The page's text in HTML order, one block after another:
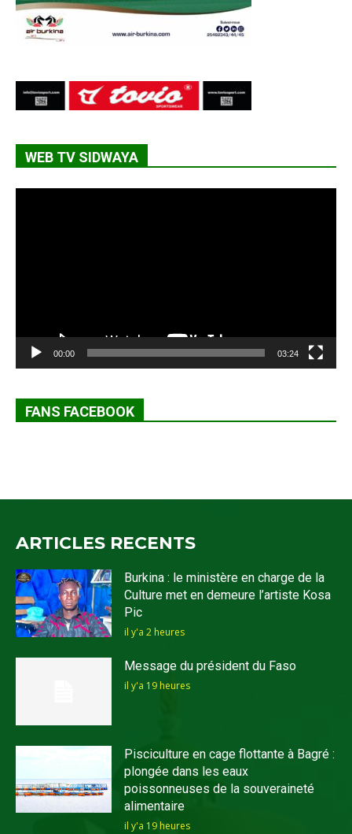
WEB TV SIDWAYA
00:00 03:24
FANS FACEBOOK
ARTICLES RECENTS
Burkina : le ministère en charge de la
Culture met en demeure l’artiste Kosa
Pic
il y'a 2 heures
Message du président du Faso
il y'a 19 heures
Pisciculture en cage flottante à Bagré :
plongée dans les eaux
poissonneuses de la souveraineté
alimentaire
il y'a 19 heures